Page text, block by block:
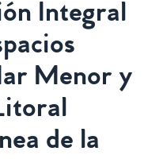
Integral
Menor y
de la